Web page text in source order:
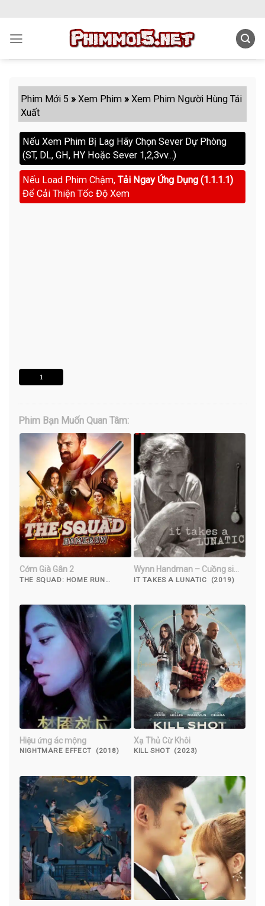
content
Phim Mới 5 »Xem Phim »Xem Phim Người Hùng Tái
Xuất
Nếu Xem Phim Bị Lag Hãy Chọn Sever Dự Phòng
(ST, DL, GH, HY Hoặc Sever 1,2,3vv...)
Nếu Load Phim Chậm, Tải Ngay Ứng Dụng (1.1.1.1)
Để Cải Thiện Tốc Độ Xem
1
Phim Bạn Muốn Quan Tâm:
Cớm Già Gân 2
THE SQUAD: HOME RUN
Wynn Handman – Cuồng si
sân khấu
IT TAKES A LUNATIC (2019)
Hiệu ứng ác mộng
NIGHTMARE EFFECT (2018)
Xạ Thủ Cừ Khôi
KILL SHOT (2023)